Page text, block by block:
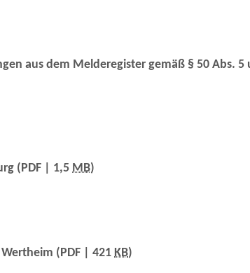
aus dem Melderegister gemäß § 50 Abs. 5
(PDF | 1,5 MB)
(PDF | 421 KB)